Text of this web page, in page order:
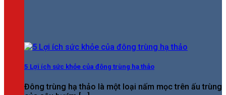
5 Lợi ích sức khỏe của đông trùng hạ thảo
Đông trùng hạ thảo là một loại nấm mọc trên ấu trùng